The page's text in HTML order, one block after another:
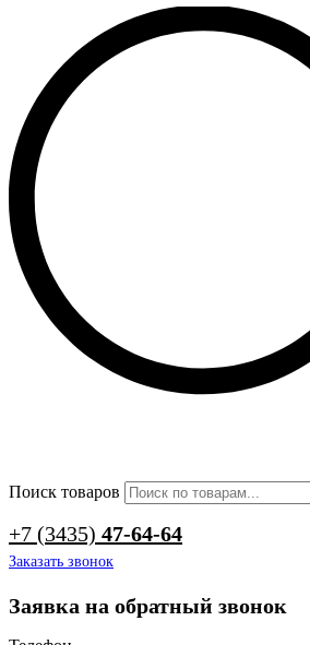
Поиск товаров
+7 (3435) 47-64-64
Заказать звонок
Заявка на обратный звонок